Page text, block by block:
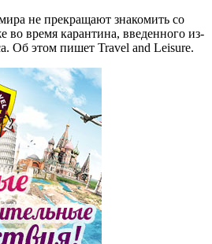
не прекращают знакомить со
во время карантина, введенного из-
Об этом пишет Travel and Leisure.